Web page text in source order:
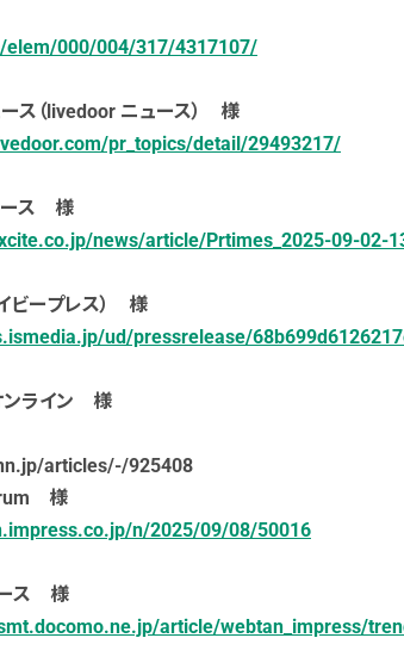
000/004/317/4317107/
ス（livedoor ニュース） 様
pr_topics/detail/29493217/
ース 様
news/article/Prtimes_2025-09-02-
ビープレス） 様
ud/pressrelease/
ンライン 様
articles/-/925408
様
n/2025/09/08/50016
ース 様
article/webtan_impress/